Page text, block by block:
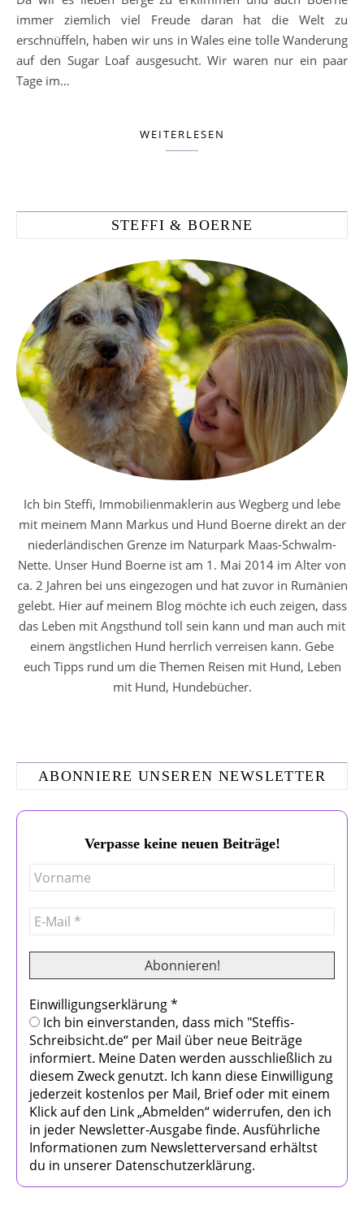
immer ziemlich viel Freude daran hat die Welt zu
erschnüffeln, haben wir uns in Wales eine tolle Wanderung
auf den Sugar Loaf ausgesucht. Wir waren nur ein paar
Tage im…
WEITERLESEN
STEFFI & BOERNE
Ich bin Steffi, Immobilienmaklerin aus Wegberg und lebe
mit meinem Mann Markus und Hund Boerne direkt an der
niederländischen Grenze im Naturpark Maas-Schwalm-
Nette. Unser Hund Boerne ist am 1. Mai 2014 im Alter von
ca. 2 Jahren bei uns eingezogen und hat zuvor in Rumänien
gelebt. Hier auf meinem Blog möchte ich euch zeigen, dass
das Leben mit Angsthund toll sein kann und man auch mit
einem ängstlichen Hund herrlich verreisen kann. Gebe
euch Tipps rund um die Themen Reisen mit Hund, Leben
mit Hund, Hundebücher.
ABONNIERE UNSEREN NEWSLETTER
Verpasse keine neuen Beiträge!
Einwilligungserklärung*
Ich bin einverstanden, dass mich "Steffis-
Schreibsicht.de“ per Mail über neue Beiträge
informiert. Meine Daten werden ausschließlich zu
diesem Zweck genutzt. Ich kann diese Einwilligung
jederzeit kostenlos per Mail, Brief oder mit einem
Klick auf den Link „Abmelden“ widerrufen, den ich
in jeder Newsletter-Ausgabe finde. Ausführliche
Informationen zum Newsletterversand erhältst
du in unserer Datenschutzerklärung.